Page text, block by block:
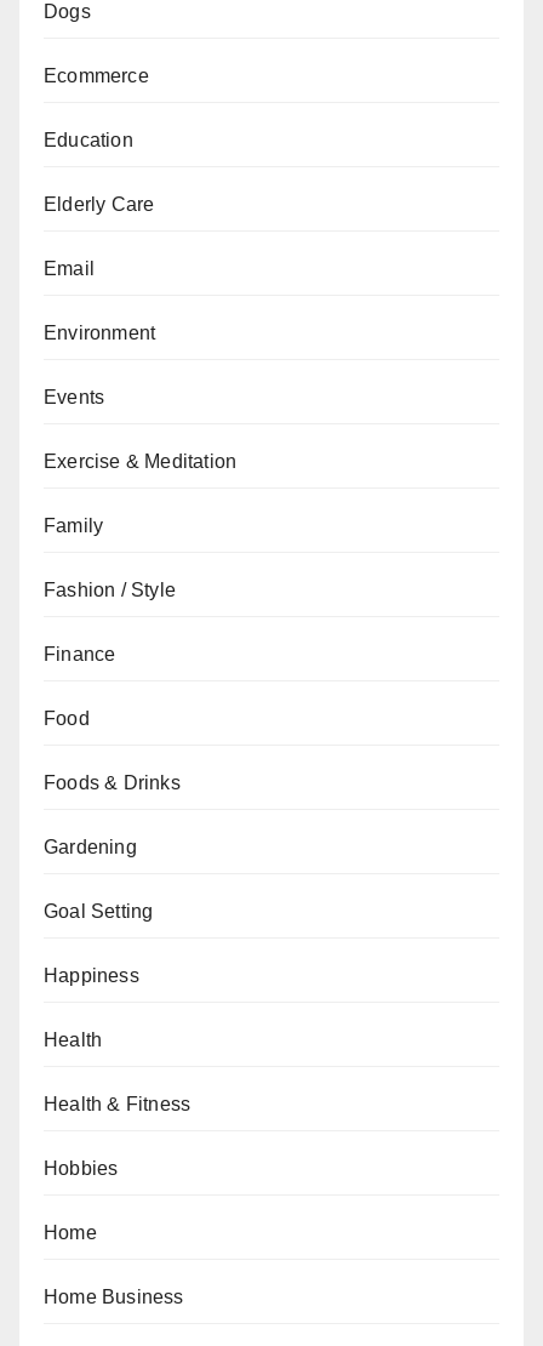
Dogs
Ecommerce
Education
Elderly Care
Email
Environment
Events
Exercise & Meditation
Family
Fashion / Style
Finance
Food
Foods & Drinks
Gardening
Goal Setting
Happiness
Health
Health & Fitness
Hobbies
Home
Home Business